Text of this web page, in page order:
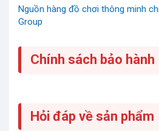
Nguồn hàng đồ chơi thông minh
Group
Chính sách bảo hành
Hỏi đáp về sản phẩm